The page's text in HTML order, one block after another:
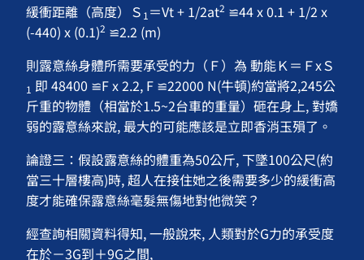
緩衝距離（高度）Ｓ 1 ＝Vt + 1/2at2 ≌44 x 0.1 + 1/2 x
(-440) x (0.1)2 ≌2.2 (m)
則露意絲身體所需要承受的力（Ｆ）為 動能Ｋ＝ＦxＳ
1 即 48400 ≌F x 2.2, F ≌22000 N(牛頓)約當將2,245公
斤重的物體（相當於1.5~2台車的重量）砸在身上, 對嬌
弱的露意絲來說, 最大的可能應該是立即香消玉殞了。
論證三：假設露意絲的體重為50公斤, 下墜100公尺(約
當三十層樓高)時, 超人在接住她之後需要多少的緩衝高
度才能確保露意絲毫髮無傷地對他微笑？
經查詢相關資料得知, 一般說來, 人類對於G力的承受度
在於－3G到＋9G之間,